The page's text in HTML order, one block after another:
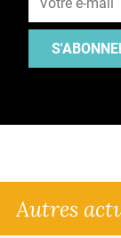
Autres